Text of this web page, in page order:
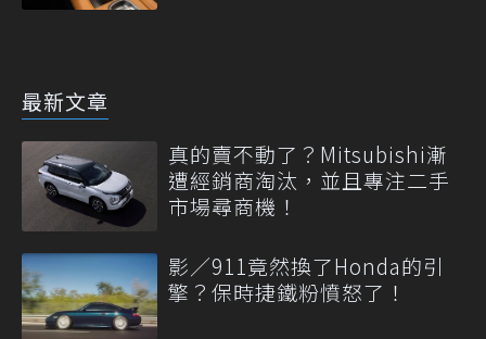
最新文章
真的賣不動了？Mitsubishi漸
遭經銷商淘汰，並且專注二手
市場尋商機！
影／911竟然換了Honda的引
擎？保時捷鐵粉憤怒了！